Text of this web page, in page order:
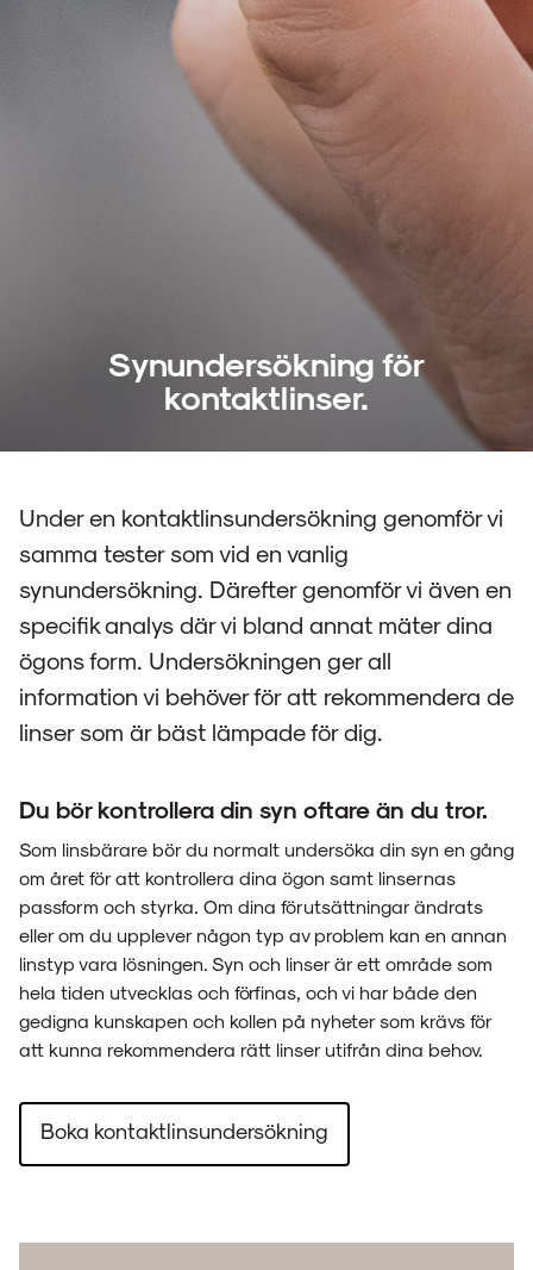
Synundersökning för
kontaktlinser.
Under en kontaktlinsundersökning genomför vi
samma tester som vid en vanlig
synundersökning. Därefter genomför vi även en
specifik analys där vi bland annat mäter dina
ögons form. Undersökningen ger all
information vi behöver för att rekommendera de
linser som är bäst lämpade för dig.
Du bör kontrollera din syn oftare än du tror.
Som linsbärare bör du normalt undersöka din syn en gång
om året för att kontrollera dina ögon samt linsernas
passform och styrka. Om dina förutsättningar ändrats
eller om du upplever någon typ av problem kan en annan
linstyp vara lösningen. Syn och linser är ett område som
hela tiden utvecklas och förfinas, och vi har både den
gedigna kunskapen och kollen på nyheter som krävs för
att kunna rekommendera rätt linser utifrån dina behov.
Boka kontaktlinsundersökning